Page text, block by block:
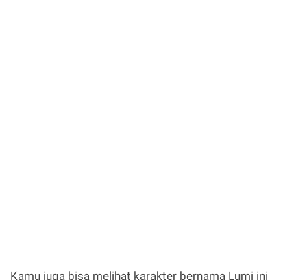
Kamu juga bisa melihat karakter bernama Lumi ini